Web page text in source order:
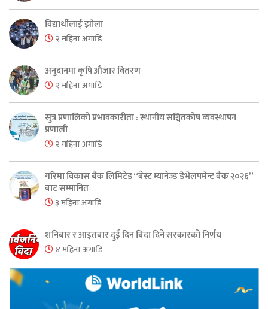
विद्यार्थीलाई झोला
२ महिना अगाडि
अनुदानमा कृषि औजार वितरण
२ महिना अगाडि
सुत्र प्रणालिको प्रभावकारीता : स्थानीय सञ्चितकोष व्यवस्थापन
प्रणाली
२ महिना अगाडि
गरिमा विकास बैंक लिमिटेड “बेस्ट म्यानेज्ड डेभेलपमेन्ट बैंक २०२६”
बाट सम्मानित
३ महिना अगाडि
शनिबार र आइतबार दुई दिन बिदा दिने सरकारको निर्णय
४ महिना अगाडि